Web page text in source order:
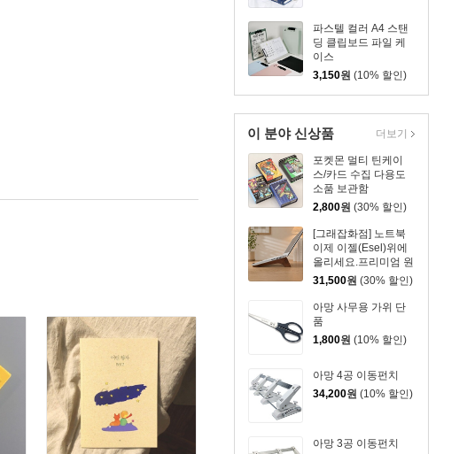
파스텔 컬러 A4 스탠
딩 클립보드 파일 케
이스
3,150원 (10% 할인)
이 분야 신상품
포켓몬 멀티 틴케이
스/카드 수집 다용도
소품 보관함
2,800원 (30% 할인)
[그래잡화점] 노트북
이제 이젤(Esel)위에
올리세요.프리미엄 원
목 거치대
31,500원 (30% 할인)
아망 사무용 가위 단
품
1,800원 (10% 할인)
아망 4공 이동펀치
34,200원 (10% 할인)
아망 3공 이동펀치
더보기